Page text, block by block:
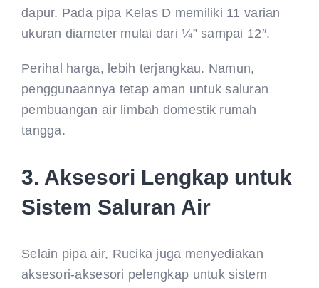
dapur. Pada pipa Kelas D memiliki 11 varian
ukuran diameter mulai dari ¼” sampai 12″.
Perihal harga, lebih terjangkau. Namun,
penggunaannya tetap aman untuk saluran
pembuangan air limbah domestik rumah
tangga.
3. Aksesori Lengkap untuk
Sistem Saluran Air
Selain pipa air, Rucika juga menyediakan
aksesori-aksesori pelengkap untuk sistem